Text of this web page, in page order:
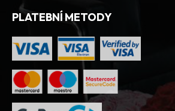
PLATEBNÍ METODY